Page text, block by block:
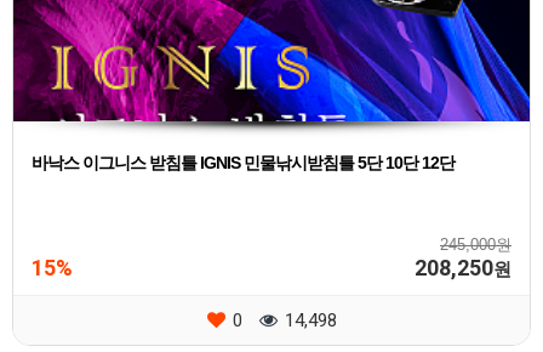
바낙스 이그니스 받침틀 IGNIS 민물낚시받침틀 5단 10단 12단
245,000원
15% 208,250원
0 14,498